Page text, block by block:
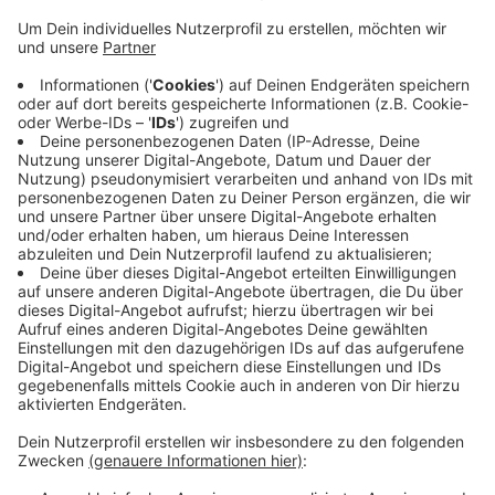
Verbände sowie Bewohner:innen für Klima- und
Umweltschutz einsetzen. Mithilfe der Karte sollen
noch mehr Menschen dazu gebracht werden, sich
für diese Themen einzusetzen, sagt
Oberbürgermeister Uwe Schneidewind. 120
Wuppertaler Klimaorte können in der Karte
angesehen werden. Sie sind mit vielen
Zusatzinformationen versehen, Nutzer können
auch mit einer Suchfunktionen ganz konkret nach
Klimaorten in ihrer Nähe suchen. Die Karte gibts
hier.
Veröffentlicht:Samstag, 28.08.2021 08:44
Anzeige